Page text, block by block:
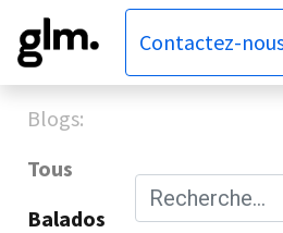
Contactez-
Blogs:
Tous
Balados